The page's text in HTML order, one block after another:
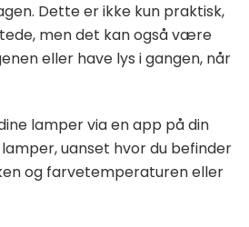
Dette er ikke kun praktisk,
men det kan også være
eller have lys i gangen, når
lamper via en app på din
uanset hvor du befinder
og farvetemperaturen eller